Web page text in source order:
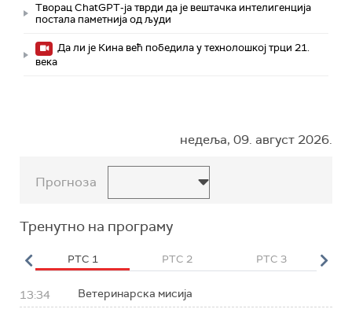
Творац ChatGPT-ја тврди да је вештачка интелигенција
постала паметнија од људи
Да ли је Кина већ победила у технолошкој трци 21.
века
недеља, 09. август 2026.
Прогноза
Тренутно на програму
РТС 1 РТС 2 РТС 3
13:34 Ветеринарска мисија